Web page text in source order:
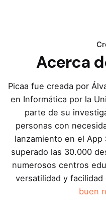
Acerca
Picaa fue creada por
en Informática por la
parte de su
personas con
lanzamiento en el App
superado las 30.000
numerosos centros
versatilidad y facilidad
buen